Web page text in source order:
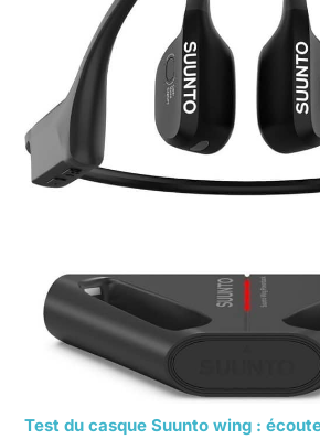
Test du casque Suunto wing :